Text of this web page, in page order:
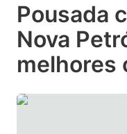
key
to
get
the
keyboard
Pousada
Nova
melhores